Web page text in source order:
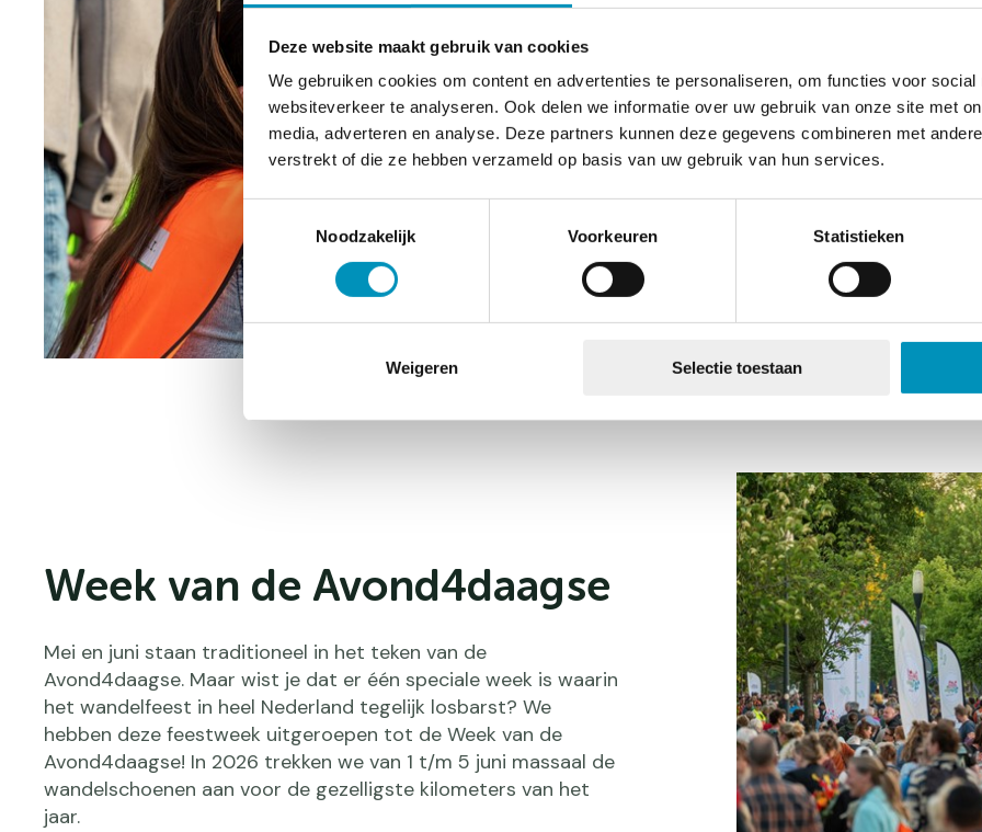
Deze website maakt gebruik van cookies
We gebruiken cookies om content en advertenties te personaliseren, om functies voor social
websiteverkeer te analyseren. Ook delen we informatie over uw gebruik van onze site met
media, adverteren en analyse. Deze partners kunnen deze gegevens combineren met
verstrekt of die ze hebben verzameld op basis van uw gebruik van hun services.
Noodzakelijk
Voorkeuren Statistieken
Weigeren Selectie toestaan
De
denken in
samen met
allereerste,
omhoog
maak je
meegaan!
Welke
Week van de Avond4daagse
Mei en juni staan traditioneel in het teken van de
Avond4daagse. Maar wist je dat er één speciale week is waarin
het wandelfeest in heel Nederland tegelijk losbarst? We
hebben deze feestweek uitgeroepen tot de Week van de
Avond4daagse! In 2026 trekken we van 1 t/m 5 juni massaal de
wandelschoenen aan voor de gezelligste kilometers van het
jaar.